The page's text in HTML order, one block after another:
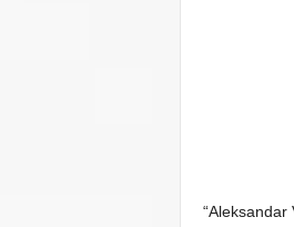
“Aleksandar